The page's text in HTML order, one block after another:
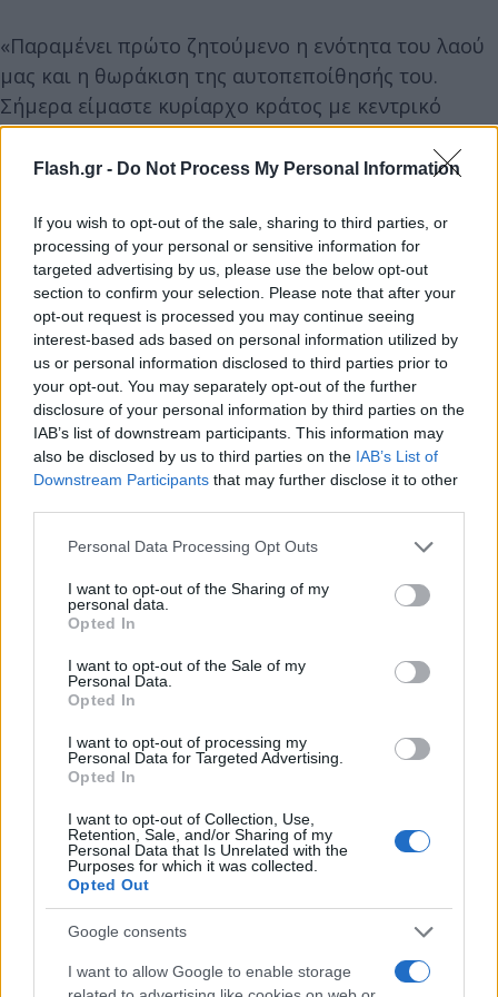
Flash.gr - Do Not Process My Personal Information
If you wish to opt-out of the sale, sharing to third parties, or
processing of your personal or sensitive information for
targeted advertising by us, please use the below opt-out
section to confirm your selection. Please note that after your
opt-out request is processed you may continue seeing
interest-based ads based on personal information utilized by
us or personal information disclosed to third parties prior to
your opt-out. You may separately opt-out of the further
disclosure of your personal information by third parties on the
IAB’s list of downstream participants. This information may
also be disclosed by us to third parties on the IAB’s List of
Downstream Participants that may further disclose it to other
Please note that this website/app uses one or more Google
not limited to your visit or usage behaviour. You may click to
grant or deny consent to Google and its third-party tags to
use your data for below specified purposes in below Google
consent section.
Personal Data Processing Opt Outs
I want to opt-out of the Sharing of my
personal data.
Opted In
I want to opt-out of the Sale of my
Personal Data.
Opted In
I want to opt-out of processing my
Personal Data for Targeted Advertising.
Opted In
I want to opt-out of Collection, Use,
Retention, Sale, and/or Sharing of my
Personal Data that Is Unrelated with the
Purposes for which it was collected.
Opted Out
Google consents
I want to allow Google to enable storage
«Παραμένει πρώτο ζητούμενο η ενότητα του λαού
μας και η θωράκιση της αυτοπεποίθησής του.
Σήμερα είμαστε κυρίαρχο κράτος με κεντρικό
ευρωπαϊκό ρόλο, με ενωμένους πολίτες, με δυνατή
οικονομία και αυτό μας επιτρέπει να είμαστε
πρόσθεσε ο πρωθυπουργός.